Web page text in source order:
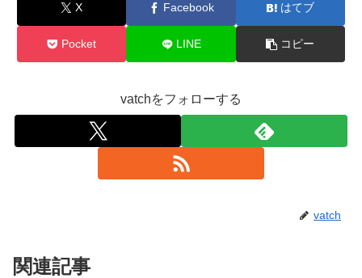
X Facebook はてブ
Pocket LINE コピー
vatchをフォローする
vatch
関連記事